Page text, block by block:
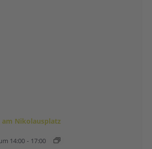
Nikolausplatz
14:00 - 17:00